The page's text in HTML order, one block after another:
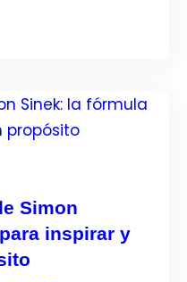
Simon
inspirar y